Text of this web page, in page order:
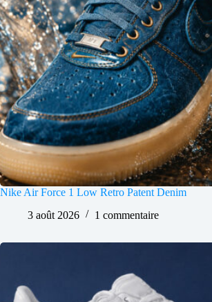
Nike Air Force 1 Low Retro Patent Denim
3 août 2026
1 commentaire